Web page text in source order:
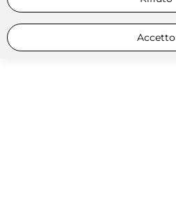
Accetto